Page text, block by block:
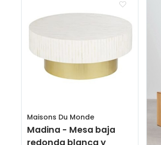
Maisons Du Monde
Madina - Mesa baja
redonda blanca y